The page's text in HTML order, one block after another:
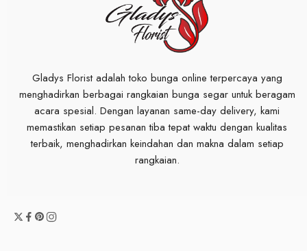
Gladys Florist adalah toko bunga online terpercaya yang
menghadirkan berbagai rangkaian bunga segar untuk beragam
acara spesial. Dengan layanan same-day delivery, kami
memastikan setiap pesanan tiba tepat waktu dengan kualitas
terbaik, menghadirkan keindahan dan makna dalam setiap
rangkaian.